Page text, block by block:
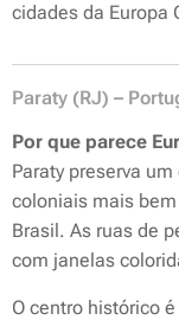
cidades da Europa
Paraty (RJ) –
Por que parece
Paraty preserva
coloniais mais
Brasil. As ruas de
com janelas
O centro histórico